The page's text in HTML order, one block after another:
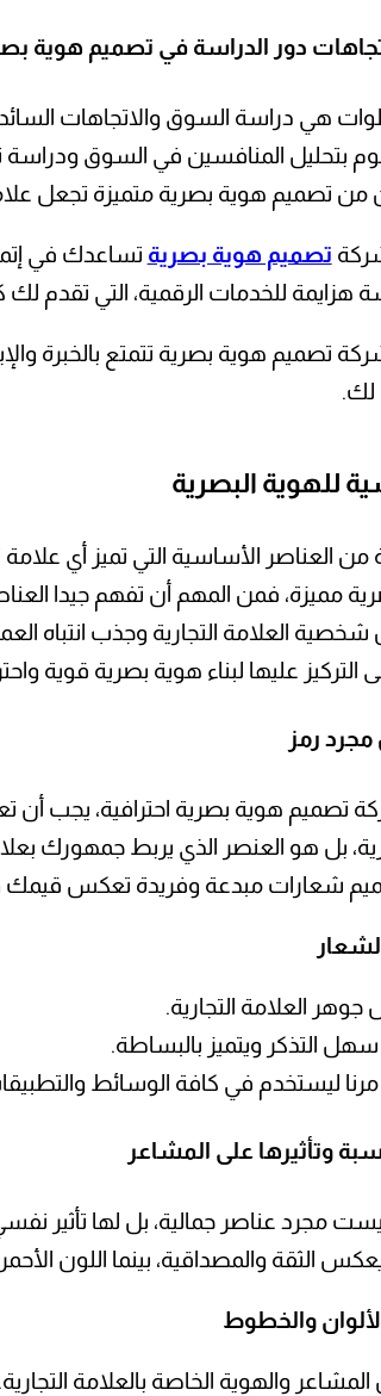
دور الدراسة في تصميم هوية
هي دراسة السوق والاتجاهات
بتحليل المنافسين في السوق ودراسة
من تصميم هوية بصرية متميزة تجعل
تصميم هوية بصرية تساعدك في
للخدمات الرقمية، التي تقدم
تصميم هوية بصرية تتمتع بالخبرة
لك.
للهوية البصرية
من العناصر الأساسية التي تميز أي
مميزة، فمن المهم أن تفهم جيدا
شخصية العلامة التجارية وجذب انتباه
التركيز عليها لبناء هوية بصرية قوية
رمز
تصميم هوية بصرية احترافية، يجب أن
بل هو العنصر الذي يربط جمهورك
شعارات مبدعة وفريدة تعكس قيمك
العلامة التجارية.
التذكر ويتميز بالبساطة.
ليستخدم في كافة الوسائط
وتأثيرها على المشاعر
مجرد عناصر جمالية، بل لها تأثير
الثقة والمصداقية، بينما اللون
والخطوط
والهوية الخاصة بالعلامة التجارية.